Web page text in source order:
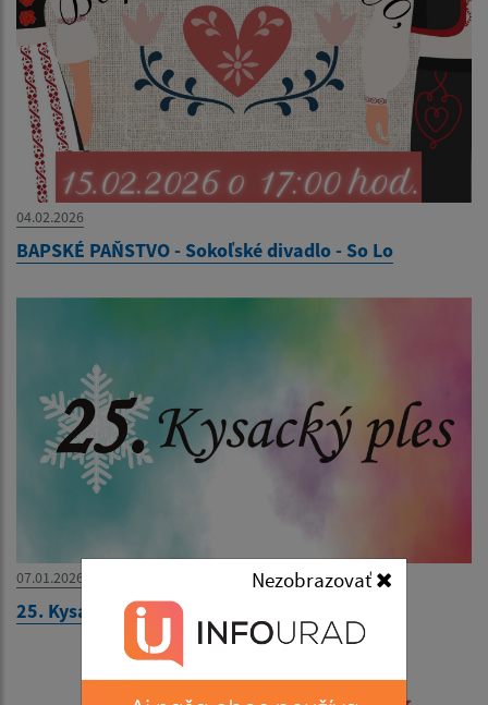
Nezobrazovať
04.02.2026
BAPSKÉ PAŇSTVO - Sokoľské divadlo - So Lo
07.01.2026
25. Kysacký ples